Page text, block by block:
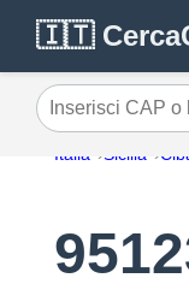
🇮🇹
Inserisci CAP o
Italia Sicilia